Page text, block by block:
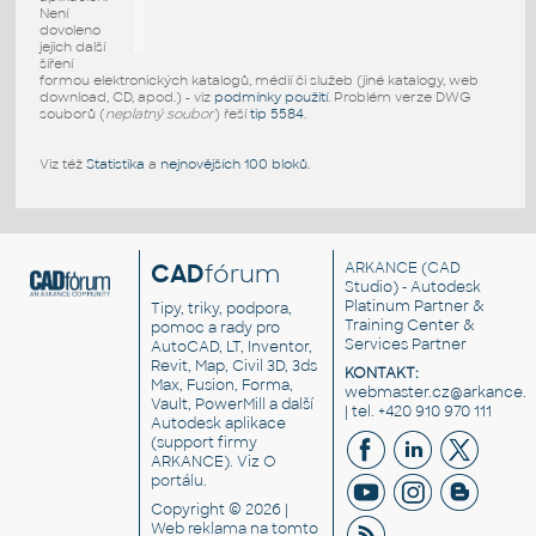
Není
dovoleno
jejich další
šíření
formou elektronických katalogů, médií či služeb (jiné katalogy, web
download, CD, apod.) - viz podmínky použití. Problém verze DWG
souborů (neplatný soubor) řešítip 5584.
Viz též Statistika a nejnovějších 100 bloků.
CADfórum
Tipy, triky, podpora,
pomoc a rady pro
AutoCAD, LT, Inventor,
Revit, Map, Civil 3D, 3ds
Max, Fusion, Forma,
Vault, PowerMill a další
Autodesk aplikace
(support firmy
ARKANCE). VizO
portálu.
Copyright © 2026 |
Web reklama na tomto
ARKANCE (CAD
Studio) - Autodesk
Platinum Partner &
Training Center &
Services Partner
KONTAKT:
| tel. +420 910 970 111